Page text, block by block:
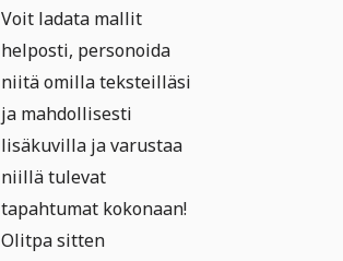
Voit ladata mallit
helposti, personoida
niitä omilla teksteilläsi
ja mahdollisesti
lisäkuvilla ja varustaa
niillä tulevat
tapahtumat kokonaan!
Olitpa sitten